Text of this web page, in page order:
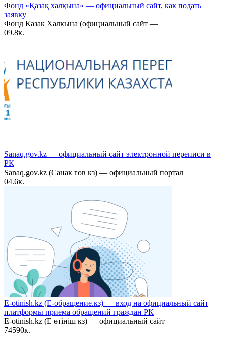
Фонд «Қазақ халқына» — официальный сайт, как подать
заявку
Фонд Казак Халкына (официальный сайт —
09.8к.
Sanaq.gov.kz — официальный сайт электронной переписи в
РК
Sanaq.gov.kz (Санак гов кз) — официальный портал
04.6к.
E-otinish.kz (Е-обращение.кз) — вход на официальный сайт
платформы приема обращений граждан РК
E-otinish.kz (Е өтініш кз) — официальный сайт
74590к.